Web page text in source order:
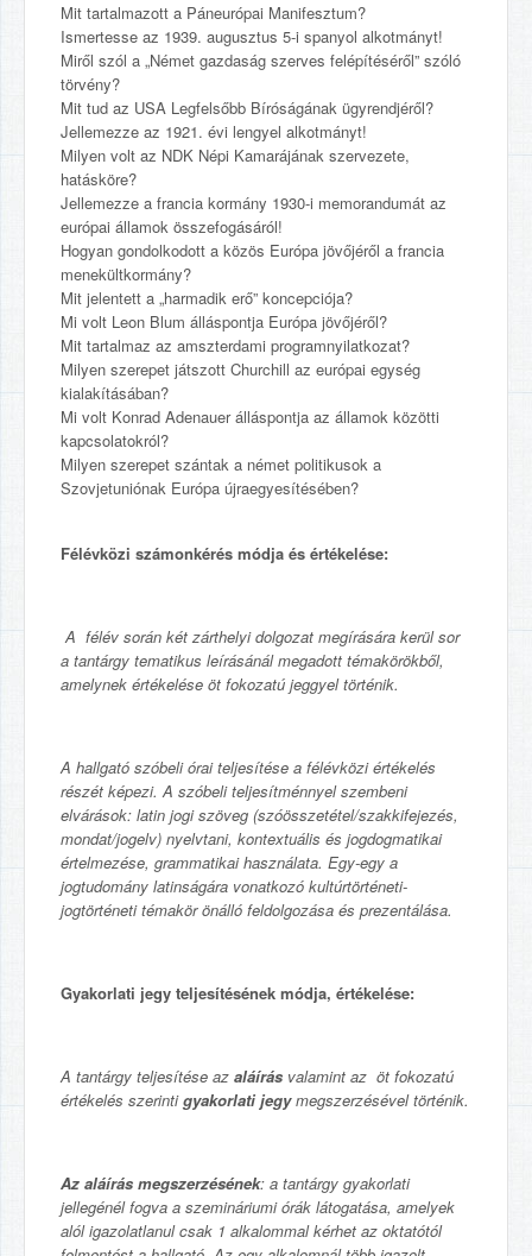
Mit tartalmazott a Páneurópai Manifesztum?
Ismertesse az 1939. augusztus 5-i spanyol alkotmányt!
Miről szól a „Német gazdaság szerves felépítéséről” szóló
törvény?
Mit tud az USA Legfelsőbb Bíróságának ügyrendjéről?
Jellemezze az 1921. évi lengyel alkotmányt!
Milyen volt az NDK Népi Kamarájának szervezete,
hatásköre?
Jellemezze a francia kormány 1930-i memorandumát az
európai államok összefogásáról!
Hogyan gondolkodott a közös Európa jövőjéről a francia
menekültkormány?
Mit jelentett a „harmadik erő” koncepciója?
Mi volt Leon Blum álláspontja Európa jövőjéről?
Mit tartalmaz az amszterdami programnyilatkozat?
Milyen szerepet játszott Churchill az európai egység
kialakításában?
Mi volt Konrad Adenauer álláspontja az államok közötti
kapcsolatokról?
Milyen szerepet szántak a német politikusok a
Szovjetuniónak Európa újraegyesítésében?
Félévközi számonkérés módja és értékelése:
A félév során két zárthelyi dolgozat megírására kerül sor
a tantárgy tematikus leírásánál megadott témakörökből,
amelynek értékelése öt fokozatú jeggyel történik.
A hallgató szóbeli órai teljesítése a félévközi értékelés
részét képezi. A szóbeli teljesítménnyel szembeni
elvárások: latin jogi szöveg (szóösszetétel/szakkifejezés,
mondat/jogelv) nyelvtani, kontextuális és jogdogmatikai
értelmezése, grammatikai használata. Egy-egy a
jogtudomány latinságára vonatkozó kultúrtörténeti-
jogtörténeti témakör önálló feldolgozása és prezentálása.
Gyakorlati jegy teljesítésének módja, értékelése:
A tantárgy teljesítése az aláírás valamint az öt fokozatú
értékelés szerintigyakorlati jegymegszerzésével történik.
Az aláírás megszerzésének: a tantárgy gyakorlati
jellegénél fogva a szemináriumi órák látogatása, amelyek
alól igazolatlanul csak 1 alkalommal kérhet az oktatótól